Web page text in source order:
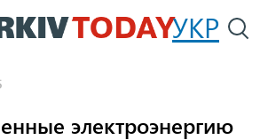
Перейти
к
УКР
электроэнергию